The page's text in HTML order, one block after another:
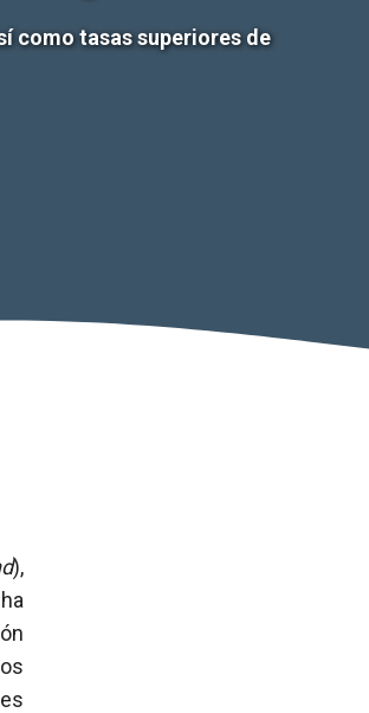
como tasas superiores de
),